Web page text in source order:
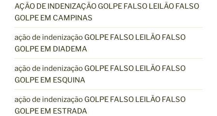
AÇÃO DE INDENIZAÇÃO GOLPE FALSO LEILÃO FALSO
GOLPE EM CAMPINAS
ação de indenização GOLPE FALSO LEILÃO FALSO
GOLPE EM DIADEMA
ação de indenização GOLPE FALSO LEILÃO FALSO
GOLPE EM ESQUINA
ação de indenização GOLPE FALSO LEILÃO FALSO
GOLPE EM ESTRADA